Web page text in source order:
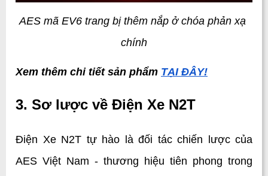
AES mã EV6 trang bị thêm nắp ở chóa phản xạ
chính
Xem thêm chi tiết sản phẩm TẠI ĐÂY!
3. Sơ lược về Điện Xe N2T
Điện Xe N2T tự hào là đối tác chiến lược của
AES Việt Nam - thương hiệu tiên phong trong